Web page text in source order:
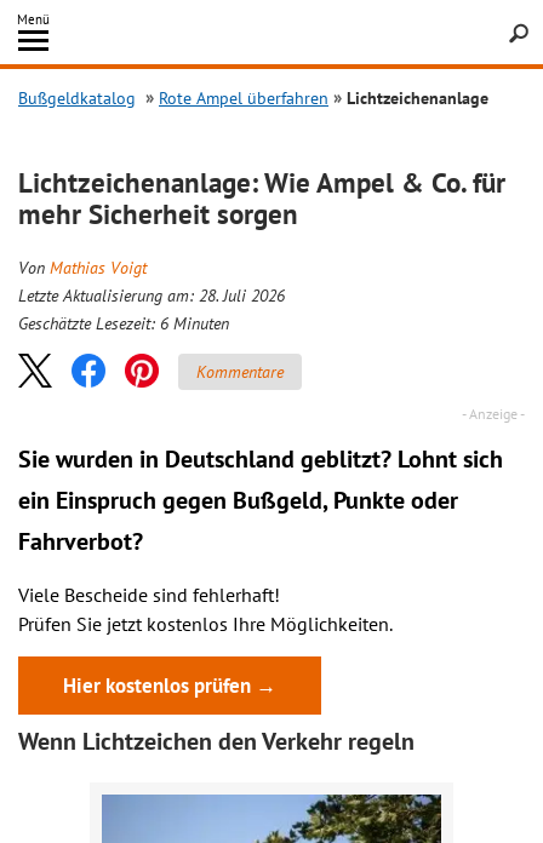
Inhalt
springen
Menü
Search
Bußgeldkatalog Rote Ampel überfahren Lichtzeichenanlage
Lichtzeichenanlage: Wie Ampel & Co. für
mehr Sicherheit sorgen
Von Mathias Voigt
Letzte Aktualisierung am: 28. Juli 2026
Geschätzte Lesezeit: 6 Minuten
Kommentare
Sie wurden in Deutschland geblitzt? Lohnt sich
ein Einspruch gegen Bußgeld, Punkte oder
Fahrverbot?
Viele Bescheide sind fehlerhaft!
Prüfen Sie jetzt kostenlos Ihre Möglichkeiten.
Hier kostenlos prüfen →
Wenn Lichtzeichen den Verkehr regeln